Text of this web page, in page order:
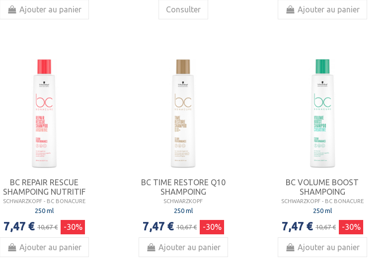
Ajouter au panier Consulter Ajouter au panier
BC REPAIR RESCUE
SHAMPOING NUTRITIF
SCHWARZKOPF - BC BONACURE
250 ml
7,47 € 10,67 € -30%
Ajouter au panier
BC TIME RESTORE Q10
SHAMPOING
SCHWARZKOPF
250 ml
7,47 € 10,67 € -30%
Ajouter au panier
BC VOLUME BOOST
SHAMPOING
SCHWARZKOPF - BC BONACURE
250 ml
7,47 € 10,67 € -30%
Ajouter au panier